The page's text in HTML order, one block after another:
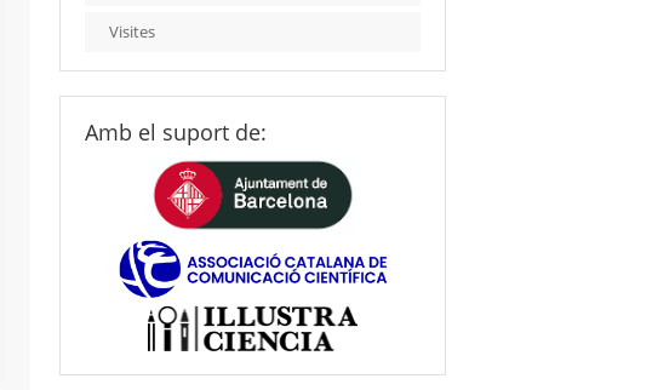
Visites
Amb el suport de: